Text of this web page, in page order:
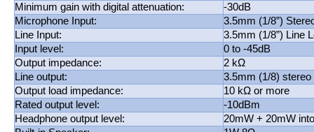
Minimum gain with digital attenuation:
-30dB
Microphone Input:
3.5mm (1/8”)
Line Input:
3.5mm (1/8”) Line
Input level:
0 to -45dB
Output impedance:
2 kΩ
Line output:
3.5mm (1/8) stereo
Output load impedance:
10 kΩ or more
Rated output level:
-10dBm
Headphone output level:
20mW + 20mW